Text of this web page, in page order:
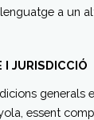
a un
I JURISDICCIÓ
generals
essent